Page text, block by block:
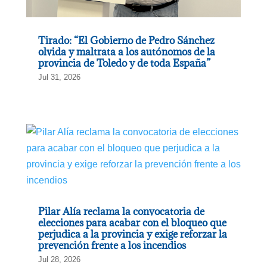
Tirado: “El Gobierno de Pedro Sánchez
olvida y maltrata a los autónomos de la
provincia de Toledo y de toda España”
Jul 31, 2026
Pilar Alía reclama la convocatoria de
elecciones para acabar con el bloqueo que
perjudica a la provincia y exige reforzar la
prevención frente a los incendios
Jul 28, 2026